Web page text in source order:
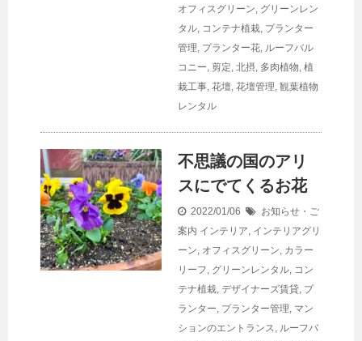
オフィスグリーン, グリーンレン
タル, コンテナ植栽, プランター
管理, プランター花, ルーフバル
コニー, 剪定, 北摂, 多肉植物, 植
栽工事, 花壇, 花壇管理, 観葉植物
レンタル
不思議の国のアリ
スにでてくるお花
2022/01/06
お知らせ・ご
案内 インテリア, インテリアグリ
ーン, オフィスグリーン, カラー
リーフ, グリーンレンタル, コン
テナ植栽, デザイナーズ賃貸, プ
ランター, プランター管理, マン
ションのエントランス, ルーフバ